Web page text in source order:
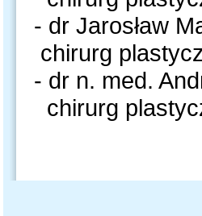
- dr Jarosław
chirurg
- dr n. med.
chirurg